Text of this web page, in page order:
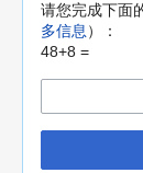
请您完成下面
多信息）：
48+8 =